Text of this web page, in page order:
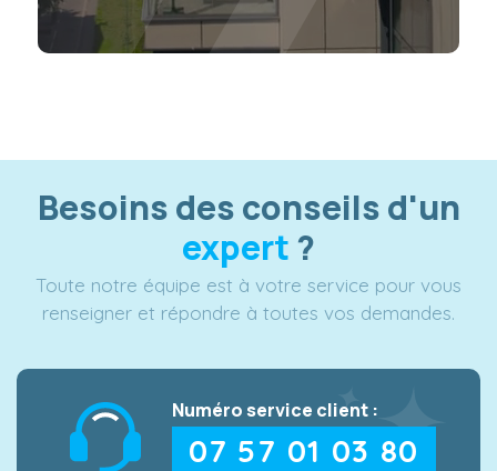
Besoins des conseils d'un
expert ?
Toute notre équipe est à votre service pour vous
renseigner et répondre à toutes vos demandes.
Numéro service client :
07 57 01 03 80